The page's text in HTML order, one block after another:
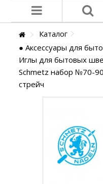
Каталог
● Аксессуары для
Иглы для бытовых
Schmetz набор №70-
стрейч